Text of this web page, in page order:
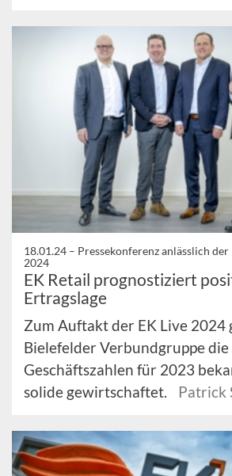
18.01.24 – Pressekonferenz anlässlich
2024
EK Retail prognostiziert
Ertragslage
Zum Auftakt der EK Live 2024
Bielefelder Verbundgruppe
Geschäftszahlen für 2023
solide gewirtschaftet.
Patrick